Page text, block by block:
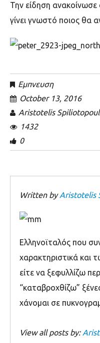
Την είδηση ανακοίνωσε
γίνει γνωστό ποιος θα
Εμπνευση
October 13, 2016
Aristotelis
1432
0
Written byAristotelis
Ελληνοϊταλός που
χαρακτηριστικά και
είτε να ξεφυλλίζω
“καταβροχθίζω”
χάνομαι σε
View all posts by: